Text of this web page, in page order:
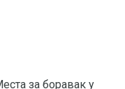
за боравак у